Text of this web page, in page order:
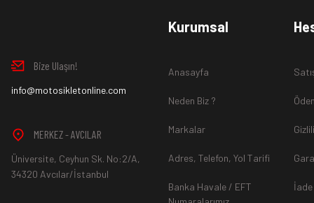
www.MotosikletOnline.com alışveriş sitesinden almış
Aksi durum söz konusu olduğunda
*İade ve Değişim sürecinde ürünlerin "Gönderici Ödemeli”
Bize Ulaşın!
info@motosikletonline.com
MERKEZ - AVCILAR
Üniversite, Ceyhun Sk. No:2/A,
34320 Avcılar/İstanbul
Kurumsal
Anasayfa
Neden Biz ?
Markalar
Adres, Telefon, Yol Tarifi
Banka Havale / EFT
İade